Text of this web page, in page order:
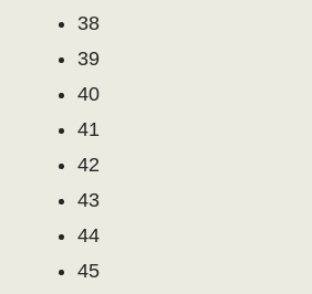
38
39
40
41
42
43
44
45